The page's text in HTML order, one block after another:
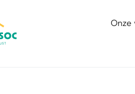
Onze